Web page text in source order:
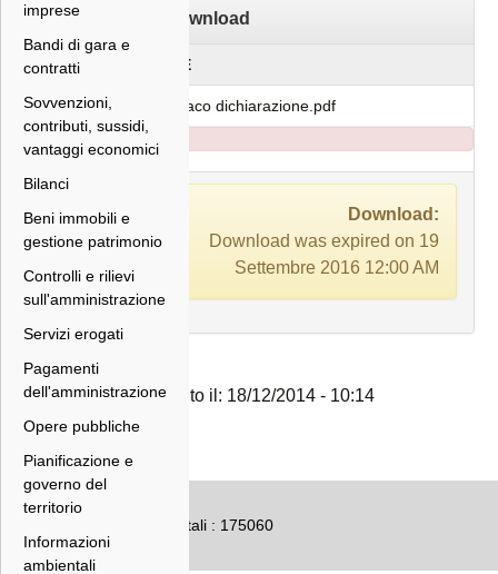
imprese
Bandi di gara e
contratti
Sovvenzioni,
contributi, sussidi,
vantaggi economici
Bilanci
Beni immobili e
gestione patrimonio
Controlli e rilievi
sull'amministrazione
Servizi erogati
Pagamenti
dell'amministrazione
Opere pubbliche
Pianificazione e
governo del
territorio
Informazioni
ambientali
Download
FILE
sindaco dichiarazione.pdf
Download:
Download was expired on 19
Settembre 2016 12:00 AM
Inserito il: 18/12/2014 - 10:14
Numero accessi totali : 175060